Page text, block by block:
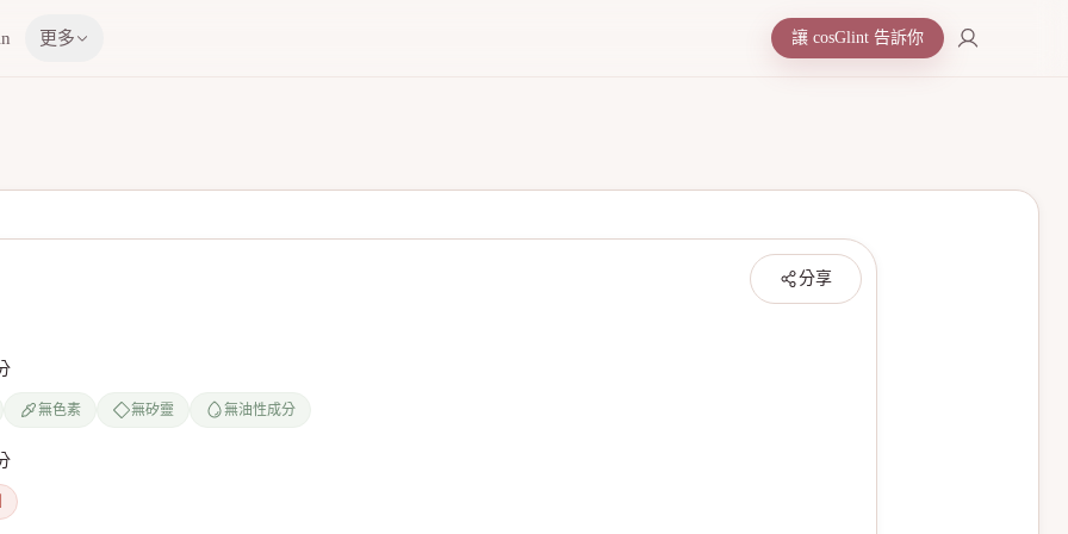
更多 讓 cosGlint 告訴你
分享
無色素 無矽靈 無油性成分